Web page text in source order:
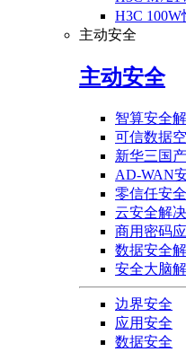
H3C
主动安全
主动安全
智算安全
可信数据
新华三国
AD-WAN
零信任安
云安全解
商用密码
数据安全
安全大脑
边界安全
应用安全
数据安全